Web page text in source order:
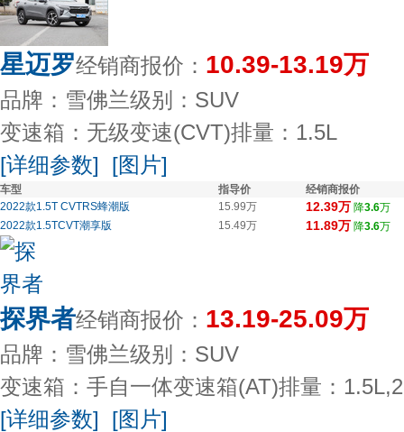
星迈罗经销商报价： 10.39-13.19万
品牌：雪佛兰级别：SUV
变速箱：无级变速(CVT)排量：1.5L
[详细参数]
[图片]
车型 指导价
经销商报价
2022款1.5T CVTRS蜂潮版
15.99万 12.39万 降3.6万
2022款1.5TCVT潮享版
15.49万 11.89万 降3.6万
探界者经销商报价： 13.19-25.09万
品牌：雪佛兰级别：SUV
变速箱：手自一体变速箱(AT)排量：
[详细参数]
[图片]